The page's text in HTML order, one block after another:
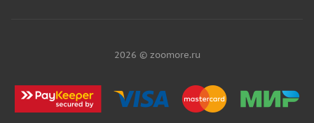
2026 © zoomore.ru